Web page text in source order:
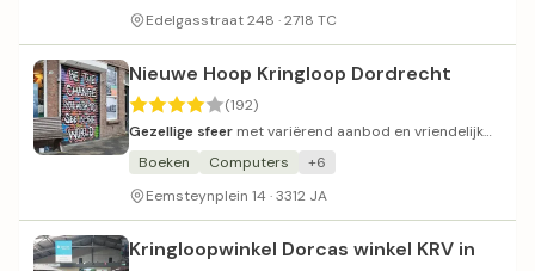
Edelgasstraat 248 · 2718 TC
Nieuwe Hoop Kringloop Dordrecht
(192)
Gezellige sfeer met variërend aanbod en vriendelijk
personeel
Boeken Computers
+6
Eemsteynplein 14 · 3312 JA
Kringloopwinkel Dorcas winkel KRV in